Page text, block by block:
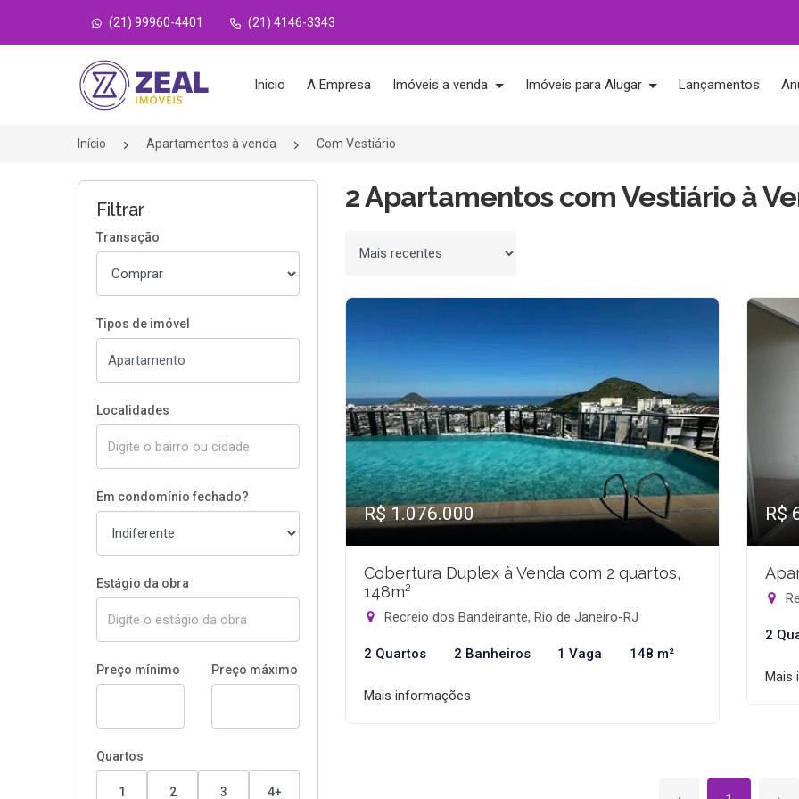
(21) 99960-4401 (21) 4146-3343
Página inicial
Inicio A Empresa Imóveis a venda Imóveis para Alugar Lançamentos
Início Apartamentos à venda Com Vestiário
Filtrar
Transação
Tipos de imóvel
Localidades
Em condomínio fechado?
Estágio da obra
Preço mínimo Preço máximo
Quartos
1 2 3 4+
2 Apartamentos com Vestiário à
Ordenar por
R$ 1.076.000
Cobertura Duplex à Venda com 2 quartos,
148m²
Recreio dos Bandeirante, Rio de Janeiro-RJ
2 Quartos 2 Banheiros 1 Vaga 148 m²
Mais informações
R$
2
Mais